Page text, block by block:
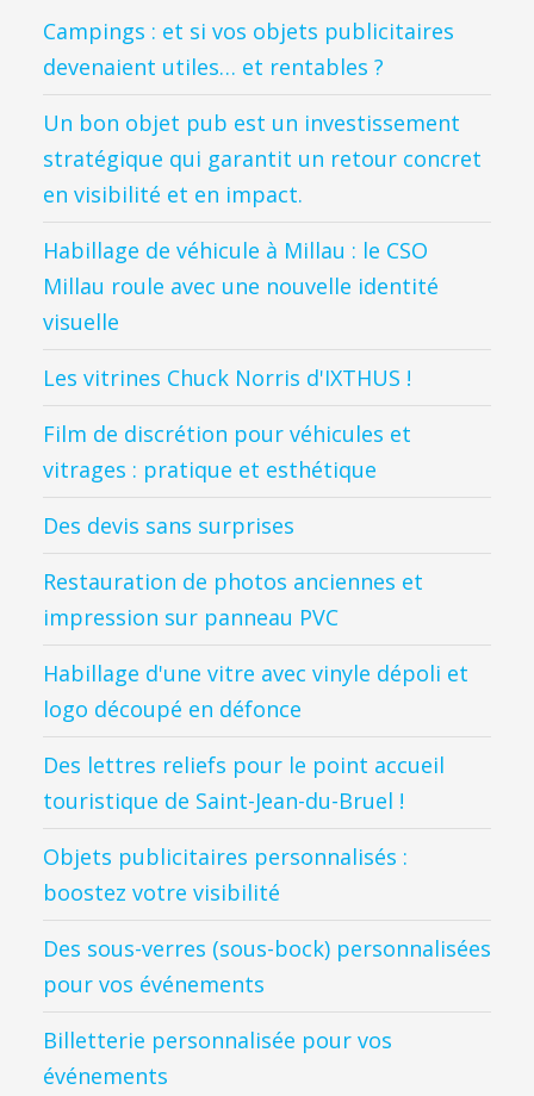
Campings : et si vos objets publicitaires
devenaient utiles… et rentables ?
Un bon objet pub est un investissement
stratégique qui garantit un retour concret
en visibilité et en impact.
Habillage de véhicule à Millau : le CSO
Millau roule avec une nouvelle identité
visuelle
Les vitrines Chuck Norris d'IXTHUS !
Film de discrétion pour véhicules et
vitrages : pratique et esthétique
Des devis sans surprises
Restauration de photos anciennes et
impression sur panneau PVC
Habillage d'une vitre avec vinyle dépoli et
logo découpé en défonce
Des lettres reliefs pour le point accueil
touristique de Saint-Jean-du-Bruel !
Objets publicitaires personnalisés :
boostez votre visibilité
Des sous-verres (sous-bock) personnalisées
pour vos événements
Billetterie personnalisée pour vos
événements